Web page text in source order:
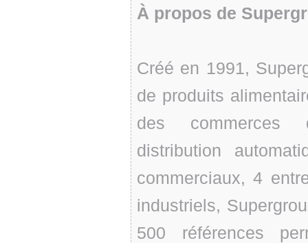
À propos de
Créé en 1991,
de produits
des commerces
distribution
commerciaux, 4
industriels,
500 références